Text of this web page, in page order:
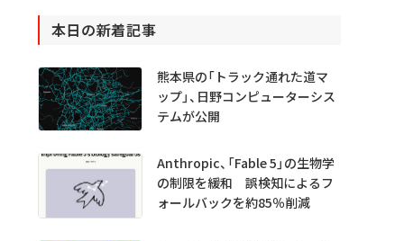
本日の新着記事
熊本県の「トラック通れた道マ
ップ」、日野コンピューターシス
テムが公開
Anthropic、「Fable 5」の生物学
の制限を緩和 誤検知によるフ
ォールバックを約85％削減